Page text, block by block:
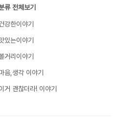
류 전체보기
강한이야기
있는이야기
거리이야기
음,생각 이야기
거 괜찮더라! 이야기